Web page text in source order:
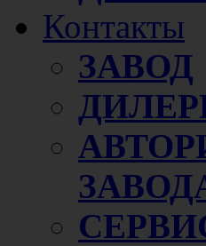
Контакты
ЗАВОД